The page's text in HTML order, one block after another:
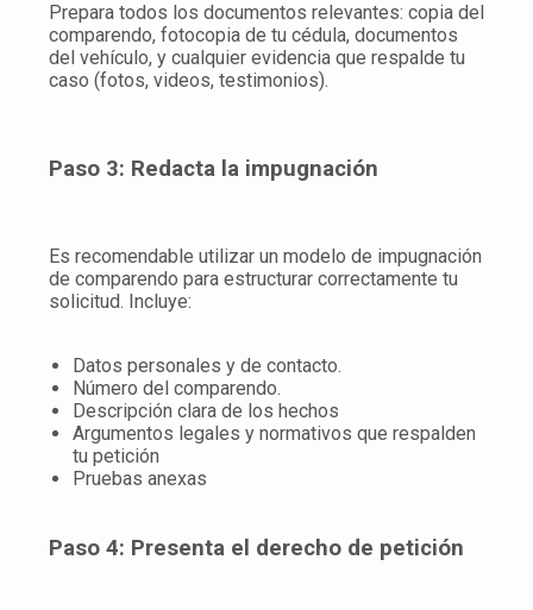
Prepara todos los documentos relevantes: copia del
comparendo, fotocopia de tu cédula, documentos
del vehículo, y cualquier evidencia que respalde tu
caso (fotos, videos, testimonios).
Paso 3: Redacta la impugnación
Es recomendable utilizar un modelo de impugnación
de comparendo para estructurar correctamente tu
solicitud. Incluye:
Datos personales y de contacto.
Número del comparendo.
Descripción clara de los hechos
Argumentos legales y normativos que respalden
tu petición
Pruebas anexas
Paso 4: Presenta el derecho de petición